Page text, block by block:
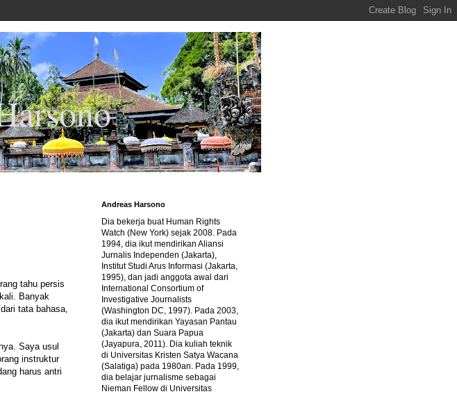
tahu persis
Banyak
tata bahasa,
Saya usul
instruktur
harus antri
Andreas Harsono
Dia bekerja buat Human Rights
Watch (New York) sejak 2008. Pada
1994, dia ikut mendirikan Aliansi
Jurnalis Independen (Jakarta),
Institut Studi Arus Informasi (Jakarta,
1995), dan jadi anggota awal dari
International Consortium of
Investigative Journalists
(Washington DC, 1997). Pada 2003,
dia ikut mendirikan Yayasan Pantau
(Jakarta) dan Suara Papua
(Jayapura, 2011). Dia kuliah teknik
di Universitas Kristen Satya Wacana
(Salatiga) pada 1980an. Pada 1999,
dia belajar jurnalisme sebagai
Nieman Fellow di Universitas